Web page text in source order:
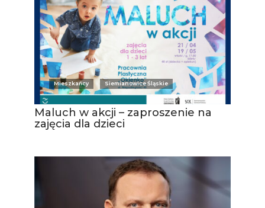
Mieszkańcy Siemianowice Śląskie
Maluch w akcji – zaproszenie na
zajęcia dla dzieci